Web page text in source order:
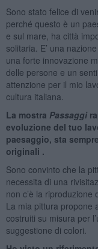
Sono stato felice di
perché questo è un
e sul mare, ha città
solitaria. E’ una
una forte innovazione
delle persone e un
attenzione per il mio
cultura italiana.
La mostra Passaggi
evoluzione del tuo
paesaggio, sta
originali .
Sono convinto che la
necessita di una
non c’è la riproduzione
La mia pittura propone
costruiti su misura per
suggestione di colori.